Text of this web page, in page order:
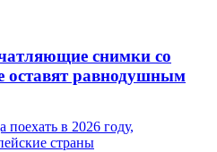
снимки со
оставят равнодушным